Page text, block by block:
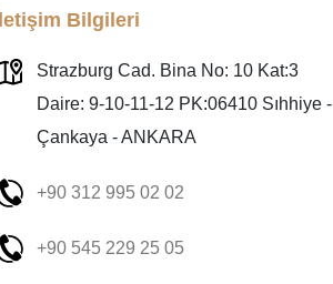
Bilgileri
Strazburg Cad. Bina No: 10 Kat:3
Daire: 9-10-11-12 PK:06410 Sıhhiye -
Çankaya - ANKARA
+90 312 995 02 02
+90 545 229 25 05